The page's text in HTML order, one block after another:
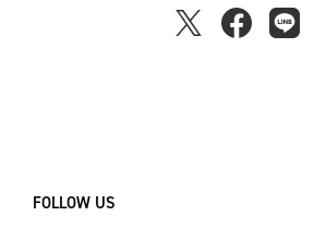
FOLLOW US